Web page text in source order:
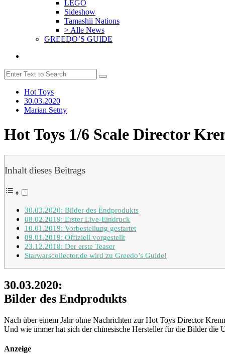
LEGO
Sideshow
Tamashii Nations
> Alle News
GREEDO’S GUIDE
Hot Toys
30.03.2020
Marian Setny
Hot Toys 1/6 Scale Director
Inhalt dieses Beitrags
30.03.2020: Bilder des Endprodukts
08.02.2019: Erster Live-Eindruck
10.01.2019: Vorbestellung gestartet
09.01.2019: Offiziell vorgestellt
23.12.2018: Der erste Teaser
Starwarscollector.de wird zu Greedo’s Guide!
30.03.2020:
Bilder des Endprodukts
Nach über einem Jahr ohne Nachrichten zur Hot Toys Director
Und wie immer hat sich der chinesische Hersteller für die Bilder die
Anzeige